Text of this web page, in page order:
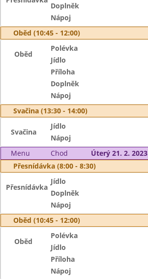
Doplněk
Nápoj
Oběd (10:45 - 12:00)
Oběd
Polévka
Jídlo
Příloha
Doplněk
Nápoj
Svačina (13:30 - 14:00)
Svačina
Jídlo
Nápoj
Menu
Chod
Úterý 21. 2. 2023
Přesnídávka (8:00 - 8:30)
Přesnídávka
Jídlo
Doplněk
Nápoj
Oběd (10:45 - 12:00)
Oběd
Polévka
Jídlo
Příloha
Nápoj